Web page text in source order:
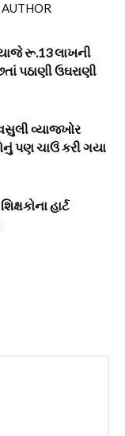
રૂ.13 લાખની
પઠાણી ઉઘરાણી
વ્યાજખોર
પણ ચાઉં કરી ગયા
હાર્ટ